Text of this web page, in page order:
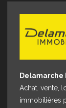
Delamarche
Achat, vente,
immobilières